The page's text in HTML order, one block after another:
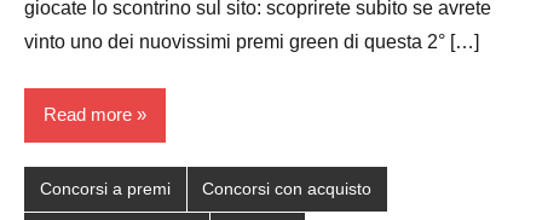
giocate lo scontrino sul sito: scoprirete subito se avrete
vinto uno dei nuovissimi premi green di questa 2° […]
Read more
Concorsi a premi Concorsi con acquisto